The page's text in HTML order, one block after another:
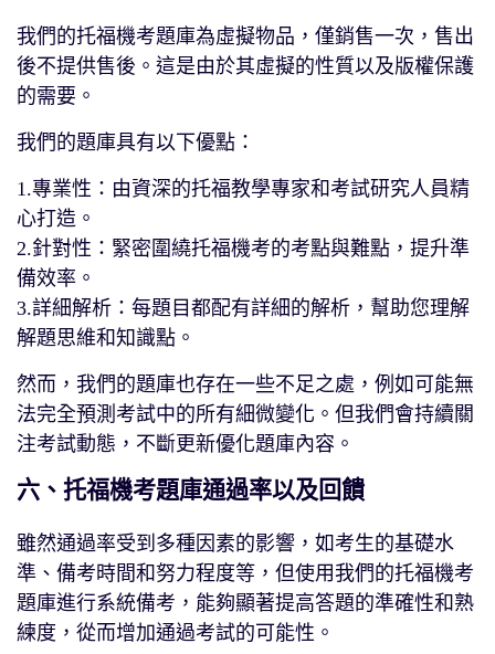
我們的托福機考題庫為虛擬物品，僅銷售一次，售出
後不提供售後。這是由於其虛擬的性質以及版權保護
的需要。
我們的題庫具有以下優點：
1.專業性：由資深的托福教學專家和考試研究人員精
心打造。
2.針對性：緊密圍繞托福機考的考點與難點，提升準
備效率。
3.詳細解析：每題目都配有詳細的解析，幫助您理解
解題思維和知識點。
然而，我們的題庫也存在一些不足之處，例如可能無
法完全預測考試中的所有細微變化。但我們會持續關
注考試動態，不斷更新優化題庫內容。
六、托福機考題庫通過率以及回饋
雖然通過率受到多種因素的影響，如考生的基礎水
準、備考時間和努力程度等，但使用我們的托福機考
題庫進行系統備考，能夠顯著提高答題的準確性和熟
練度，從而增加通過考試的可能性。